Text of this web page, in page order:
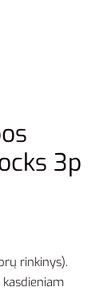
3p
rinkinys).